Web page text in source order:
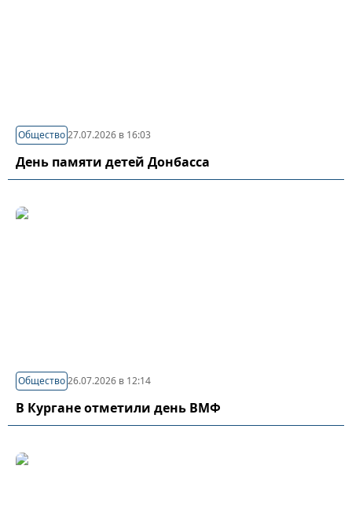
Общество27.07.2026 в 16:03
День памяти детей Донбасса
Общество26.07.2026 в 12:14
В Кургане отметили день ВМФ